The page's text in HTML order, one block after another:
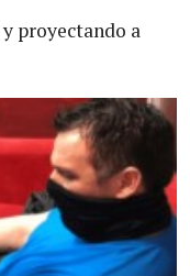
proyectando a